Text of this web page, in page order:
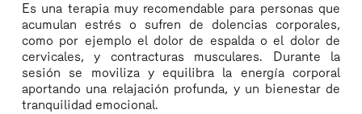
Es una terapia muy recomendable para personas que
acumulan estrés o sufren de dolencias corporales,
como por ejemplo el dolor de espalda o el dolor de
cervicales, y contracturas musculares. Durante la
sesión se moviliza y equilibra la energía corporal
aportando una relajación profunda, y un bienestar de
tranquilidad emocional.